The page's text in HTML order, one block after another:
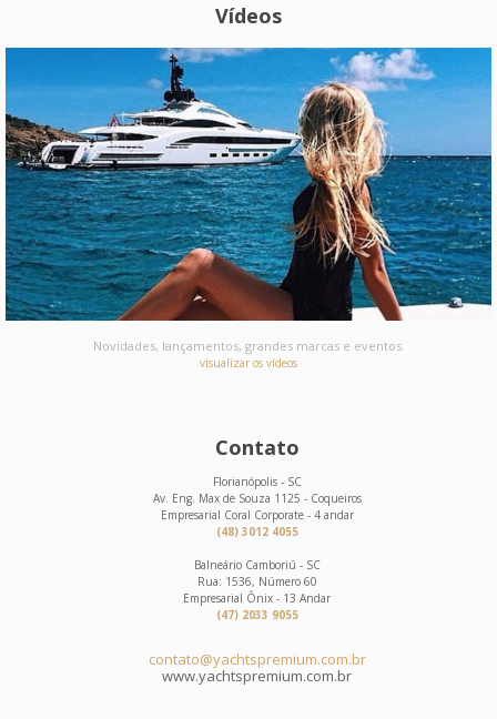
Vídeos
Novidades, lançamentos, grandes marcas e eventos.
visualizar os vídeos
Contato
Florianópolis - SC
Av. Eng. Max de Souza 1125 - Coqueiros
Empresarial Coral Corporate - 4 andar
(48) 3012 4055
Balneário Camboriú - SC
Rua: 1536, Número 60
Empresarial Ônix - 13 Andar
(47) 2033 9055
contato@yachtspremium.com.br
www.yachtspremium.com.br